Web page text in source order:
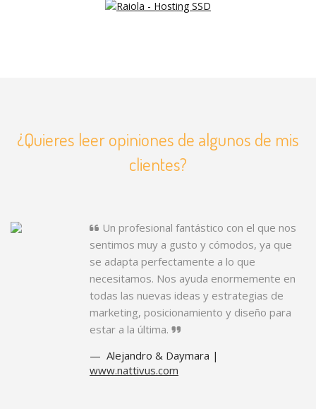
¿Quieres leer opiniones de algunos de mis
clientes?
Un profesional fantástico con el que nos
sentimos muy a gusto y cómodos, ya que
se adapta perfectamente a lo que
necesitamos. Nos ayuda enormemente en
todas las nuevas ideas y estrategias de
marketing, posicionamiento y diseño para
estar a la última.
Alejandro & Daymara |
www.nattivus.com